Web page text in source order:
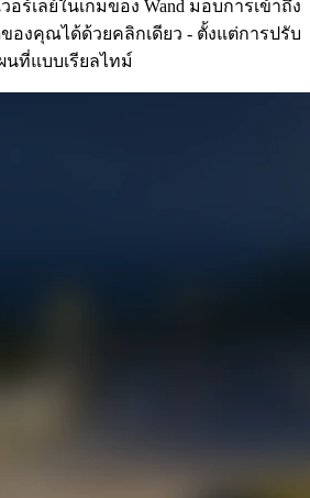
วอร์เลย์ในเกมของ Wand มอบการเข้าถึง
องคุณได้ด้วยคลิกเดียว - ตั้งแต่การปรับ
นที่แบบเรียลไทม์